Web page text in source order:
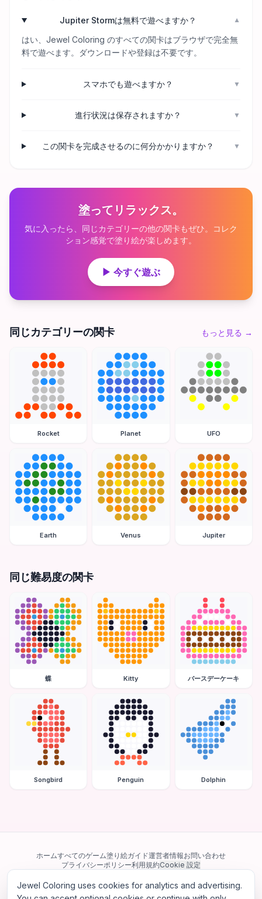
Jupiter Stormは無料で遊べますか？ ▼
はい、Jewel Coloring のすべての関卡はブラウザで完全無
料で遊べます。ダウンロードや登録は不要です。
スマホでも遊べますか？ ▼
進行状況は保存されますか？ ▼
この関卡を完成させるのに何分かかりますか？ ▼
塗ってリラックス。
気に入ったら、同じカテゴリーの他の関卡もぜひ。コレク
ション感覚で塗り絵が楽しめます。
▶ 今すぐ遊ぶ
同じカテゴリーの関卡 もっと見る →
Rocket Planet UFO
Earth Venus Jupiter
同じ難易度の関卡
蝶 Kitty バースデーケーキ
Songbird Penguin Dolphin
ホームすべてのゲーム塗り絵ガイド運営者情報お問い合わせ
プライバシーポリシー利用規約Cookie 設定
当サイトは Google AdSense を含む第三者広告ネットワークを利用してい
ます。一部のサードパーティ Cookie を使用してパーソナライズ広告を配信
Jewel Coloring uses cookies for analytics and advertising.